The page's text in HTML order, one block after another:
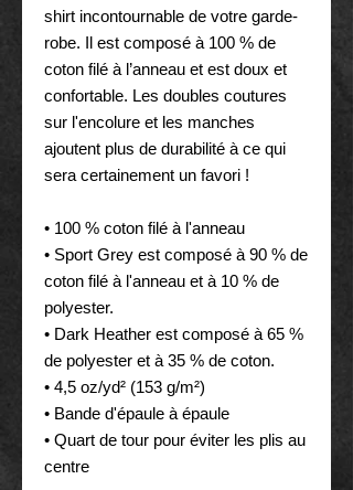
shirt incontournable de votre garde-
robe. Il est composé à 100 % de
coton filé à l’anneau et est doux et
confortable. Les doubles coutures
sur l'encolure et les manches
ajoutent plus de durabilité à ce qui
sera certainement un favori !
• 100 % coton filé à l'anneau
• Sport Grey est composé à 90 % de
coton filé à l'anneau et à 10 % de
polyester.
• Dark Heather est composé à 65 %
de polyester et à 35 % de coton.
• 4,5 oz/yd² (153 g/m²)
• Bande d'épaule à épaule
• Quart de tour pour éviter les plis au
centre